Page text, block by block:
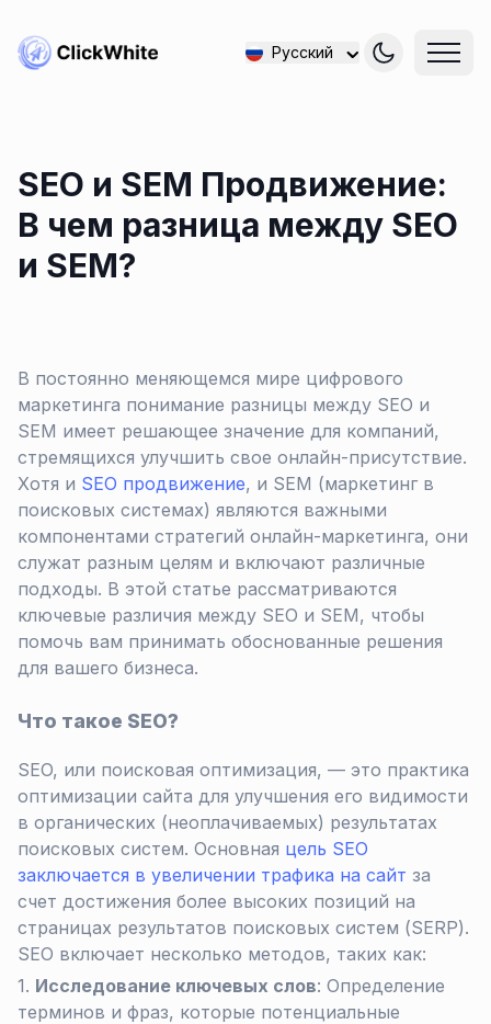
Русский
SEO и SEM Продвижение:
В чем разница между SEO
и SEM?
В постоянно меняющемся мире цифрового
маркетинга понимание разницы между SEO и
SEM имеет решающее значение для компаний,
стремящихся улучшить свое онлайн-присутствие.
Хотя и SEO продвижение, и SEM (маркетинг в
поисковых системах) являются важными
компонентами стратегий онлайн-маркетинга, они
служат разным целям и включают различные
подходы. В этой статье рассматриваются
ключевые различия между SEO и SEM, чтобы
помочь вам принимать обоснованные решения
для вашего бизнеса.
Что такое SEO?
SEO, или поисковая оптимизация, — это практика
оптимизации сайта для улучшения его видимости
в органических (неоплачиваемых) результатах
поисковых систем. Основная цель SEO
заключается в увеличении трафика на сайт за
счет достижения более высоких позиций на
страницах результатов поисковых систем (SERP).
SEO включает несколько методов, таких как:
Исследование ключевых слов: Определение
терминов и фраз, которые потенциальные